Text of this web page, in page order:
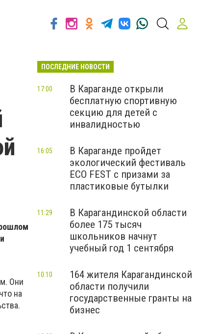
Они
на
ПОСЛЕДНИЕ НОВОСТИ
В Караганде открыли
бесплатную спортивную
секцию для детей с
инвалидностью
17:00
В Караганде пройдет
экологический фестиваль
ECO FEST с призами за
пластиковые бутылки
16:05
В Карагандинской области
более 175 тысяч
школьников начнут
учебный год 1 сентября
11:29
164 жителя Карагандинской
области получили
государственные гранты на
бизнес
10:10